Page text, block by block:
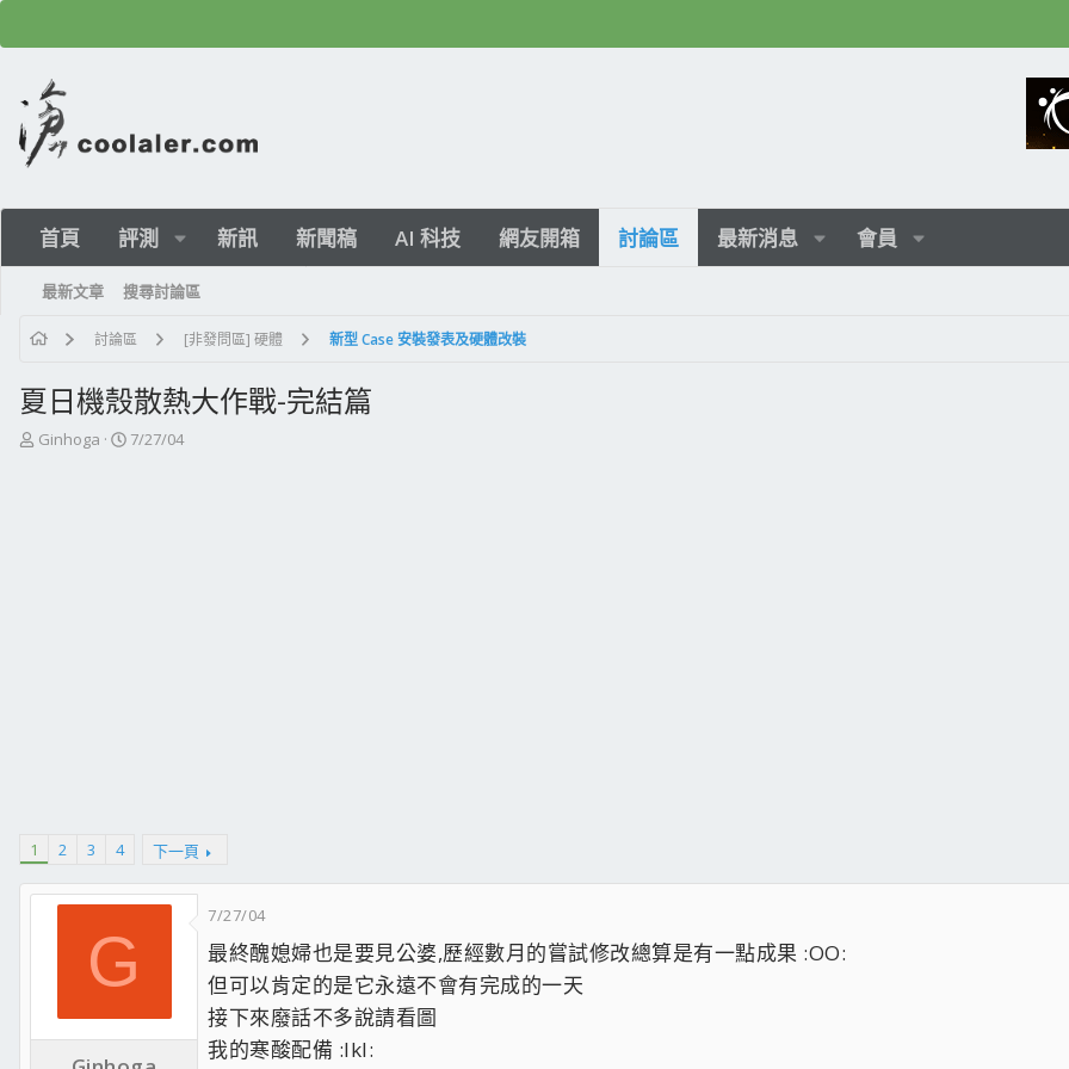
首頁 評測 新訊 新聞稿 AI 科技 網友開箱 討論區 最新消息 會員
最新文章 搜尋討論區
討論區 [非發問區] 硬體 新型 Case 安裝發表及硬體改裝
夏日機殼散熱大作戰-完結篇
主
Ginhoga
開
7/27/04
1 2 3 4 下一頁
G
7/27/04
最終醜媳婦也是要見公婆,歷經數月的嘗試修改總算是有一點成果 :OO:
但可以肯定的是它永遠不會有完成的一天
接下來廢話不多說請看圖
我的寒酸配備 :lkl: